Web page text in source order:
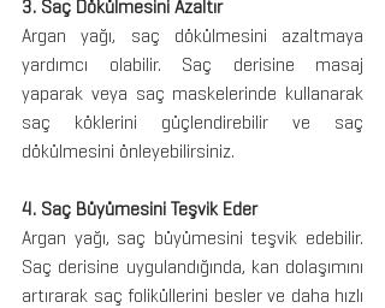
3. Saç Dökülmesini Azaltır
Argan yağı, saç dökülmesini azaltmaya
yardımcı olabilir. Saç derisine masaj
yaparak veya saç maskelerinde kullanarak
saç köklerini güçlendirebilir ve saç
dökülmesini önleyebilirsiniz.
4. Saç Büyümesini Teşvik Eder
Argan yağı, saç büyümesini teşvik edebilir.
Saç derisine uygulandığında, kan dolaşımını
artırarak saç foliküllerini besler ve daha hızlı